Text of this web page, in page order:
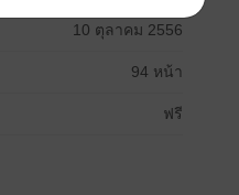
10 ตุลาคม 2556
94 หน้า
ฟรี